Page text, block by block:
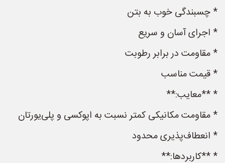
* چسبندگی خوب به بتن
* اجرای آسان و سریع
* مقاومت در برابر رطوبت
* قیمت مناسب
* **معایب:**
* مقاومت مکانیکی کمتر نسبت به اپوکسی و پلی‌یورتان
* انعطاف‌پذیری محدود
* **کاربردها:**